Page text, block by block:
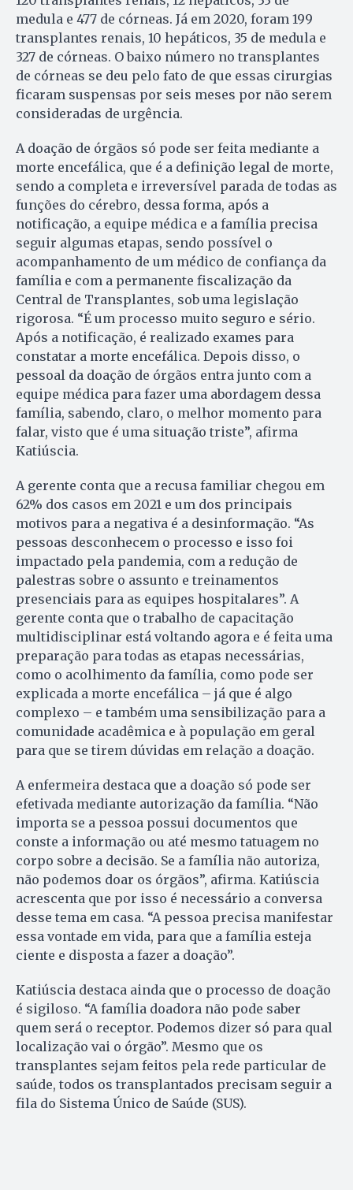
medula e 477 de córneas. Já em 2020, foram 199
transplantes renais, 10 hepáticos, 35 de medula e
327 de córneas. O baixo número no transplantes
de córneas se deu pelo fato de que essas cirurgias
ficaram suspensas por seis meses por não serem
consideradas de urgência.
A doação de órgãos só pode ser feita mediante a
morte encefálica, que é a definição legal de morte,
sendo a completa e irreversível parada de todas as
funções do cérebro, dessa forma, após a
notificação, a equipe médica e a família precisa
seguir algumas etapas, sendo possível o
acompanhamento de um médico de confiança da
família e com a permanente fiscalização da
Central de Transplantes, sob uma legislação
rigorosa. “É um processo muito seguro e sério.
Após a notificação, é realizado exames para
constatar a morte encefálica. Depois disso, o
pessoal da doação de órgãos entra junto com a
equipe médica para fazer uma abordagem dessa
família, sabendo, claro, o melhor momento para
falar, visto que é uma situação triste”, afirma
Katiúscia.
A gerente conta que a recusa familiar chegou em
62% dos casos em 2021 e um dos principais
motivos para a negativa é a desinformação. “As
pessoas desconhecem o processo e isso foi
impactado pela pandemia, com a redução de
palestras sobre o assunto e treinamentos
presenciais para as equipes hospitalares”. A
gerente conta que o trabalho de capacitação
multidisciplinar está voltando agora e é feita uma
preparação para todas as etapas necessárias,
como o acolhimento da família, como pode ser
explicada a morte encefálica – já que é algo
complexo – e também uma sensibilização para a
comunidade acadêmica e à população em geral
para que se tirem dúvidas em relação a doação.
A enfermeira destaca que a doação só pode ser
efetivada mediante autorização da família. “Não
importa se a pessoa possui documentos que
conste a informação ou até mesmo tatuagem no
corpo sobre a decisão. Se a família não autoriza,
não podemos doar os órgãos”, afirma. Katiúscia
acrescenta que por isso é necessário a conversa
desse tema em casa. “A pessoa precisa manifestar
essa vontade em vida, para que a família esteja
ciente e disposta a fazer a doação”.
Katiúscia destaca ainda que o processo de doação
é sigiloso. “A família doadora não pode saber
quem será o receptor. Podemos dizer só para qual
localização vai o órgão”. Mesmo que os
transplantes sejam feitos pela rede particular de
saúde, todos os transplantados precisam seguir a
fila do Sistema Único de Saúde (SUS).